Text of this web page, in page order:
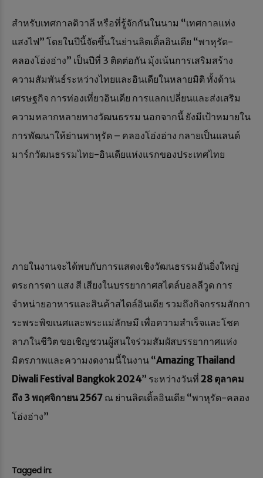
สำหรับเทศกาลดิวาลี หรือที่รู้จักกันในนาม “เทศกาลแห่ง
แสงไฟ” โดยในปีนี้จัดขึ้นในย่านลิตเติ้ลอินเดีย “พาหุรัด-
คลองโอ่งอ่าง” เป็นปีที่ 3 ติดต่อกัน มุ้งเน้นการเสริมสร้าง
ความสัมพันธ์ระหว่างไทยและอินเดียในหลายมิติ ทั้งด้าน
เศรษฐกิจ การท่องเที่ยวอินเดีย การแลกเปลี่ยนและส่งเสริม
ความหลากหลายทางวัฒนธรรม นอกจากนี้ ยังมีเป้าหมายใน
การพัฒนาให้ย่านพาหุรัด – คลองโอ่งอ่าง กลายเป็นแลนด์
มาร์กวัฒนธรรมไทย-อินเดียแห่งแรกของประเทศไทย
ภายในงานจะได้พบกับการแสดงเชิงวัฒนธรรมอันยิ่งใหญ่
ตระการตา แสง สี เสียงในบรรยากาศสไตล์บอลลีวูด การ
จำหน่ายอาหารและสินค้าสไตล์อินเดีย รวมถึงกิจกรรมสักกา
ระพระพิฆเนศและพระแม่ลักษมี เพื่อความสำเร็จและโชค
ลาภในชีวิต ขอเชิญชวนผู้สนใจร่วมสัมผัสบรรยากาศแห่ง
มิตรภาพและความงดงามนี้ในงาน “Amazing Thailand
Diwali Festival Bangkok 2024” ระหว่างวันที่ 28 ตุลาคม
ถึง 3 พฤศจิกายน 2567 ณ ย่านลิตเติ้ลอินเดีย “พาหุรัด-คลอง
โอ่งอ่าง”
Tagged in: